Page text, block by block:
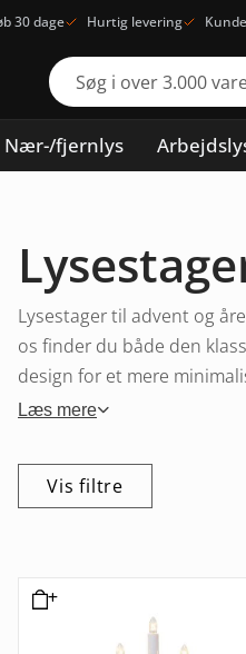
30 dage Hurtig levering
Nær-/fjernlys
Lysestager til advent og
os finder du både den
design for et mere
Læs mere
Vis filtre